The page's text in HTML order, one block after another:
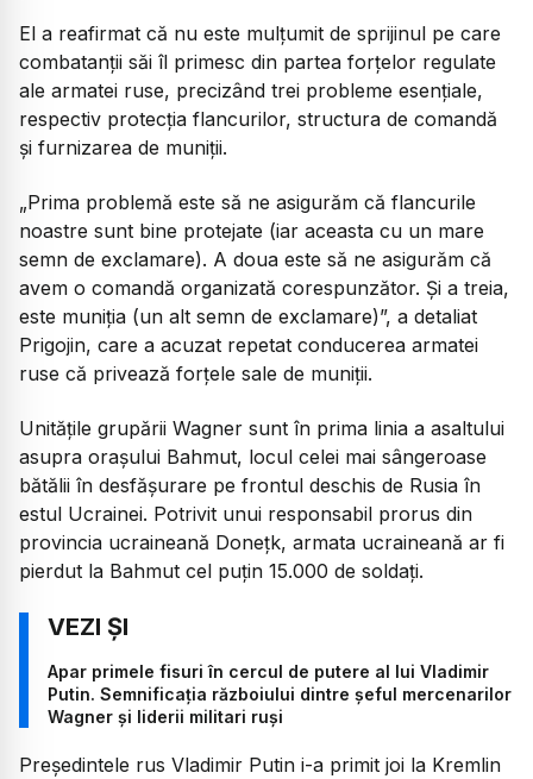
El a reafirmat că nu este mulţumit de sprijinul pe care
combatanţii săi îl primesc din partea forţelor regulate
ale armatei ruse, precizând trei probleme esenţiale,
respectiv protecţia flancurilor, structura de comandă
şi furnizarea de muniţii.
„Prima problemă este să ne asigurăm că flancurile
noastre sunt bine protejate (iar aceasta cu un mare
semn de exclamare). A doua este să ne asigurăm că
avem o comandă organizată corespunzător. Şi a treia,
este muniţia (un alt semn de exclamare)”, a detaliat
Prigojin, care a acuzat repetat conducerea armatei
ruse că privează forţele sale de muniţii.
Unităţile grupării Wagner sunt în prima linia a asaltului
asupra oraşului Bahmut, locul celei mai sângeroase
bătălii în desfăşurare pe frontul deschis de Rusia în
estul Ucrainei. Potrivit unui responsabil prorus din
provincia ucraineană Doneţk, armata ucraineană ar fi
pierdut la Bahmut cel puţin 15.000 de soldaţi.
Apar primele fisuri în cercul de putere al lui Vladimir
Putin. Semnificația războiului dintre șeful mercenarilor
Wagner și liderii militari ruși
Preşedintele rus Vladimir Putin i-a primit joi la Kremlin